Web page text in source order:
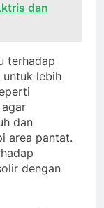
dan
terhadap
untuk lebih
dan
area pantat.
dengan